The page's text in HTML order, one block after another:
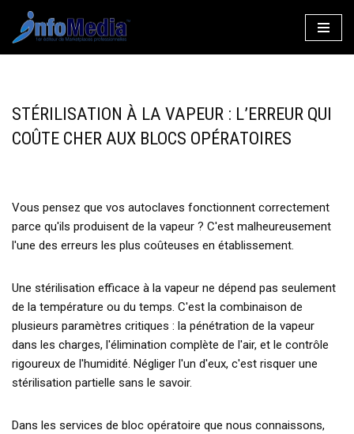
Aller
STÉRILISATION À LA VAPEUR : L’ERREUR QUI
COÛTE CHER AUX BLOCS OPÉRATOIRES
Vous pensez que vos autoclaves fonctionnent correctement
parce qu'ils produisent de la vapeur ? C'est malheureusement
l'une des erreurs les plus coûteuses en établissement.
Une stérilisation efficace à la vapeur ne dépend pas seulement
de la température ou du temps. C'est la combinaison de
plusieurs paramètres critiques : la pénétration de la vapeur
dans les charges, l'élimination complète de l'air, et le contrôle
rigoureux de l'humidité. Négliger l'un d'eux, c'est risquer une
stérilisation partielle sans le savoir.
Dans les services de bloc opératoire que nous connaissons,